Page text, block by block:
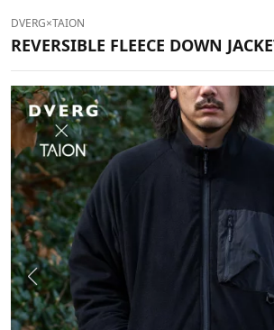
DVERG×TAION
REVERSIBLE FLEECE DOWN